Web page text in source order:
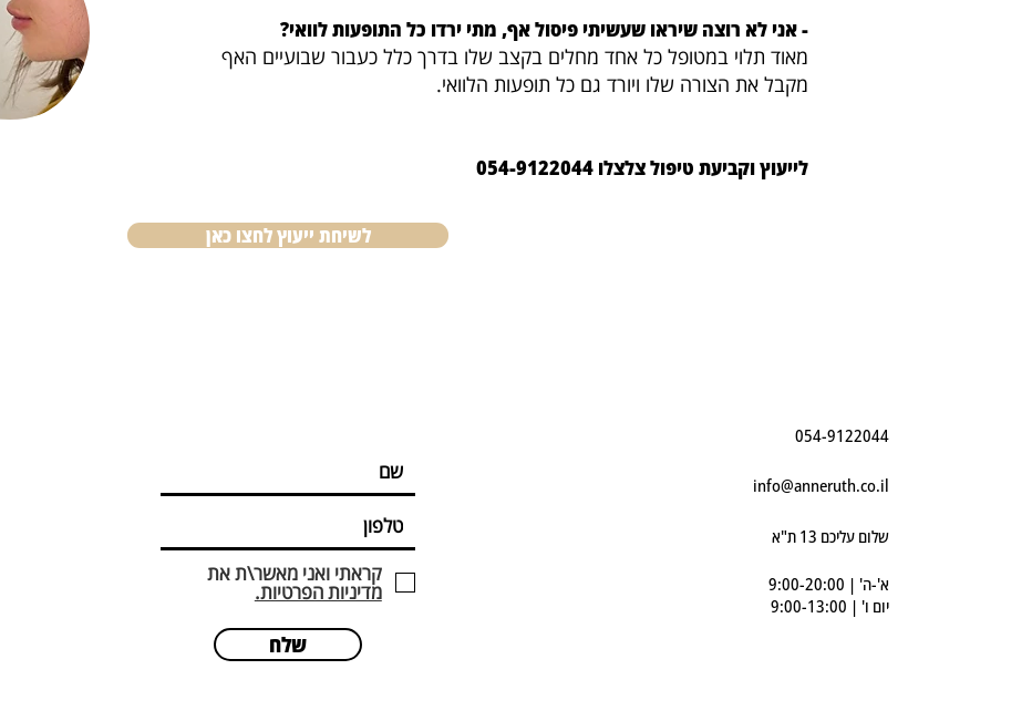
- אני לא רוצה שיראו שעשיתי פיסול אף, מתי ירדו כל התופעות לוואי?
מאוד תלוי במטופל כל אחד מחלים בקצב שלו בדרך כלל כעבור שבועיים האף
מקבל את הצורה שלו ויורד גם כל תופעות הלוואי.
לייעוץ וקביעת טיפול צלצלו 054-9122044
לשיחת ייעוץ לחצו כאן
קראתי ואני מאשר\ת את
מדיניות הפרטיות.
שלח
054-9122044
info@anneruth.co.il
שלום עליכם 13 ת"א
א'-ה' | 9:00-20:00
יום ו' | 9:00-13:00